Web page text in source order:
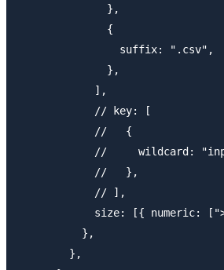
              },
              {
                suffix: ".csv",
              },
            ],
            // key: [
            //   {
//     wildcard:
            //   },
            // ],
size: [{ numeric:
          },
        },